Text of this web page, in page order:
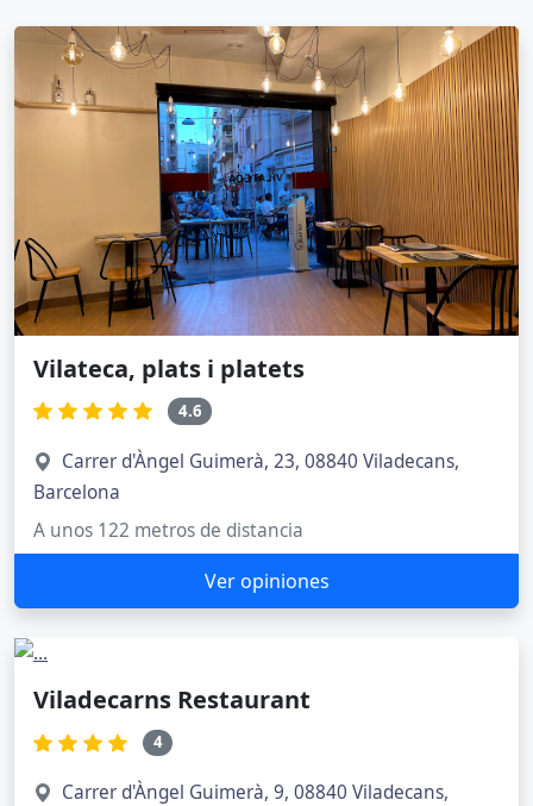
Vilateca, plats i platets
4.6
Carrer d'Àngel Guimerà, 23, 08840 Viladecans,
Barcelona
A unos 122 metros de distancia
Ver opiniones
Viladecarns Restaurant
4
Carrer d'Àngel Guimerà, 9, 08840 Viladecans,